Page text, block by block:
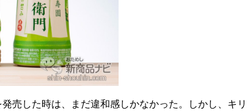
売した時は、まだ違和感しかなかった。しかし、キ